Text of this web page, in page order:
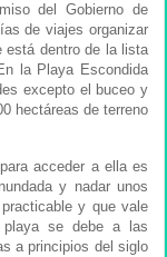
del Gobierno de
de viajes organizar
dentro de la lista
la Playa Escondida
excepto el buceo y
hectáreas de terreno
acceder a ella es
y nadar unos
y que vale
playa se debe a las
a principios del siglo